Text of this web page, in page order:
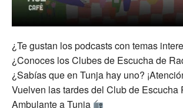
¿Te gustan los podcasts con temas
¿Conoces los Clubes de Escucha de
¿Sabías que en Tunja hay uno?
Vuelven las tardes del Club de Escucha
Ambulante a Tunja